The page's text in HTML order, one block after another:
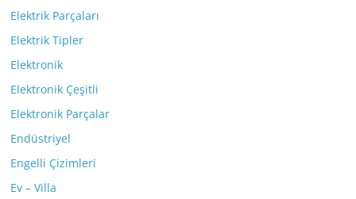
Elektrik Parçaları
Elektrik Tipler
Elektronik
Elektronik Çeşitli
Elektronik Parçalar
Endüstriyel
Engelli Çizimleri
Ev – Villa